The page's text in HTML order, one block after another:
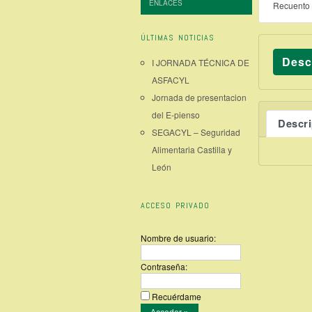
ENLACES
ÚLTIMAS NOTICIAS
I JORNADA TÉCNICA DE
ASFACYL
Jornada de presentacion
del E-pienso
SEGACYL – Seguridad
Alimentaria Castilla y
León
ACCESO PRIVADO
Nombre de usuario:
Contraseña:
Recuérdame